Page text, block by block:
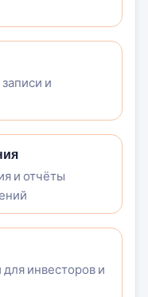
и
и отчёты
инвесторов и